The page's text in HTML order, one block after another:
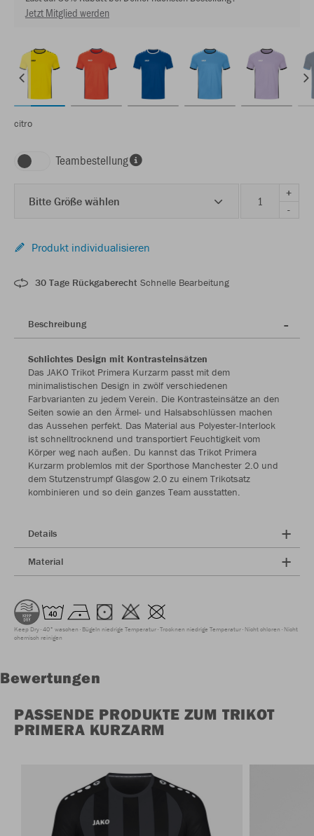
Jetzt Mitglied werden
citro
Teambestellung
Bitte Größe wählen
+
-
Produkt individualisieren
30 Tage Rückgaberecht Schnelle Bearbeitung
Beschreibung
Schlichtes Design mit Kontrasteinsätzen
Das JAKO Trikot Primera Kurzarm passt mit dem
minimalistischen Design in zwölf verschiedenen
Farbvarianten zu jedem Verein. Die Kontrasteinsätze an den
Seiten sowie an den Ärmel- und Halsabschlüssen machen
das Aussehen perfekt. Das Material aus Polyester-Interlock
ist schnelltrocknend und transportiert Feuchtigkeit vom
Körper weg nach außen. Du kannst das Trikot Primera
Kurzarm problemlos mit der Sporthose Manchester 2.0 und
dem Stutzenstrumpf Glasgow 2.0 zu einem Trikotsatz
kombinieren und so dein ganzes Team ausstatten.
Details
Material
Keep Dry 40° waschen Bügeln niedrige Temperatur Trocknen niedrige Temperatur Nicht chloren Nicht
chemisch reinigen
Bewertungen
PASSENDE PRODUKTE ZUM TRIKOT
PRIMERA KURZARM